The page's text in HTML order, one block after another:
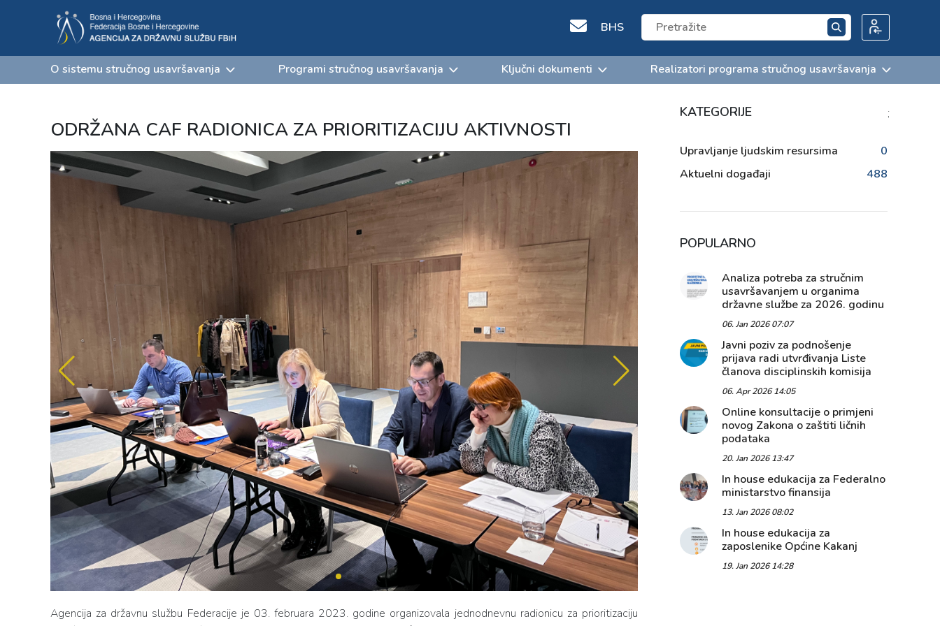
BHS
O sistemu stručnog usavršavanja Programi stručnog usavršavanja Ključni dokumenti Realizatori programa stručnog usavršavanja
ODRŽANA CAF RADIONICA ZA PRIORITIZACIJU AKTIVNOSTI
Agencija za državnu službu Federacije je 03. februara 2023. godine organizovala jednodnevnu radionicu za prioritizaciju
KATEGORIJE
Upravljanje ljudskim resursima
0
Aktuelni događaji
488
POPULARNO
Analiza potreba za stručnim
usavršavanjem u organima
državne službe za 2026. godinu
06. Jan 2026 07:07
Javni poziv za podnošenje
prijava radi utvrđivanja Liste
članova disciplinskih komisija
06. Apr 2026 14:05
Online konsultacije o primjeni
novog Zakona o zaštiti ličnih
podataka
20. Jan 2026 13:47
In house edukacija za Federalno
ministarstvo finansija
13. Jan 2026 08:02
In house edukacija za
zaposlenike Općine Kakanj
19. Jan 2026 14:28
;